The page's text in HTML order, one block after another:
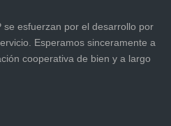
se esfuerzan por el desarrollo por
Esperamos sinceramente a
cooperativa de bien y a largo